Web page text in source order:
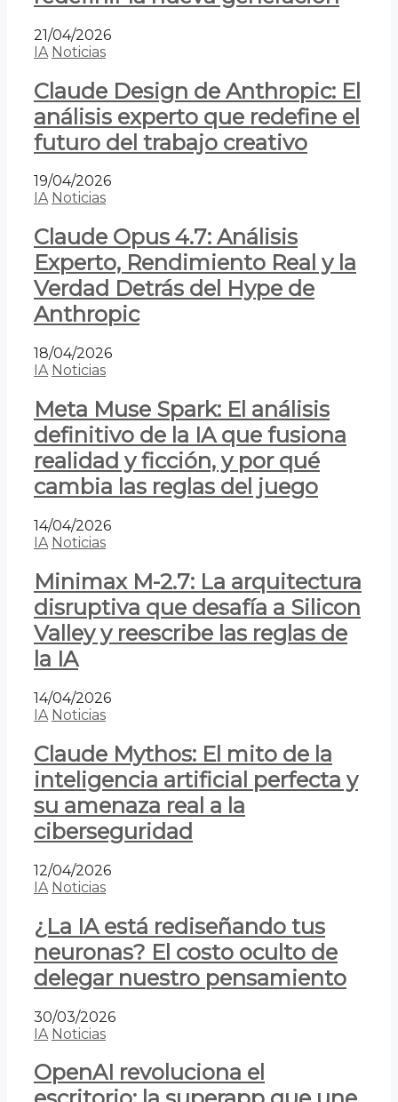
21/04/2026
IA Noticias
Claude Design de Anthropic: El
análisis experto que redefine el
futuro del trabajo creativo
19/04/2026
IA Noticias
Claude Opus 4.7: Análisis
Experto, Rendimiento Real y la
Verdad Detrás del Hype de
Anthropic
18/04/2026
IA Noticias
Meta Muse Spark: El análisis
definitivo de la IA que fusiona
realidad y ficción, y por qué
cambia las reglas del juego
14/04/2026
IA Noticias
Minimax M-2.7: La arquitectura
disruptiva que desafía a Silicon
Valley y reescribe las reglas de
la IA
14/04/2026
IA Noticias
Claude Mythos: El mito de la
inteligencia artificial perfecta y
su amenaza real a la
ciberseguridad
12/04/2026
IA Noticias
¿La IA está rediseñando tus
neuronas? El costo oculto de
delegar nuestro pensamiento
30/03/2026
IA Noticias
OpenAI revoluciona el